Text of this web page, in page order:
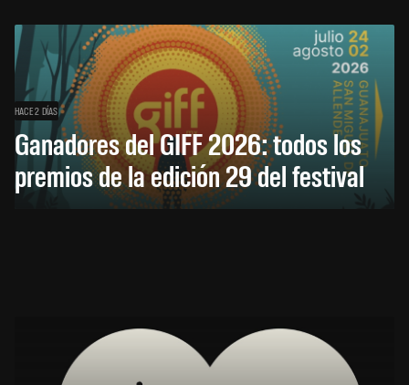
HACE 2 DÍAS
Ganadores del GIFF 2026: todos los
premios de la edición 29 del festival